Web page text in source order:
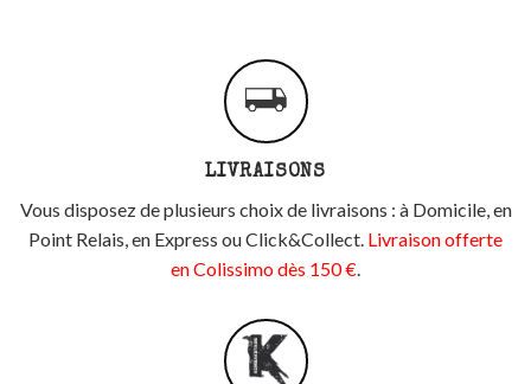
LIVRAISONS
Vous disposez de plusieurs choix de livraisons : à Domicile, en
Point Relais, en Express ou Click&Collect. Livraison offerte
en Colissimo dès 150 €